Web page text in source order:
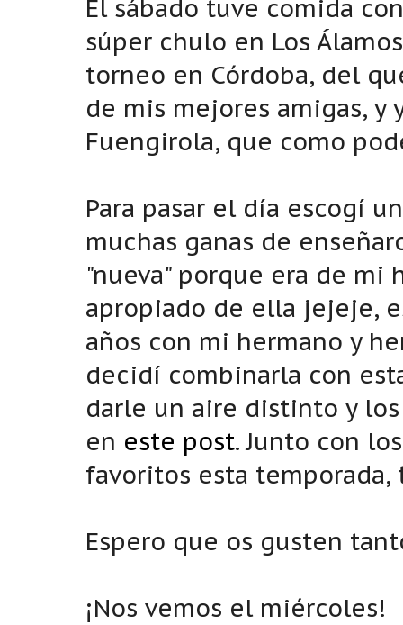
El sábado tuve comida
súper chulo en Los
torneo en Córdoba, del
de mis mejores amigas, y
Fuengirola, que como
Para pasar el día escogí
muchas ganas de
"nueva" porque era de mi
apropiado de ella jejeje,
años con mi hermano y
decidí combinarla con
darle un aire distinto y
en este post. Junto con
favoritos esta
Espero que os gusten
¡Nos vemos el miércoles!